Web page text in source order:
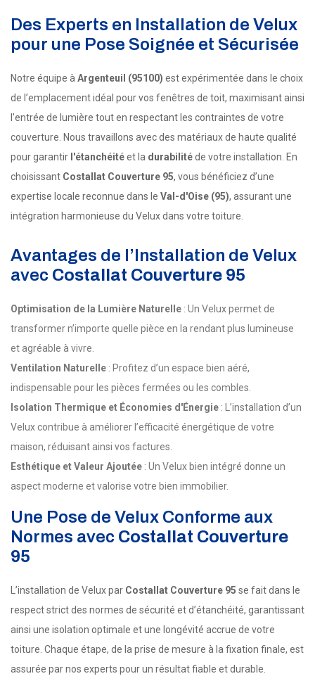
Des Experts en Installation de Velux
pour une Pose Soignée et Sécurisée
Notre équipe à Argenteuil (95100) est expérimentée dans le choix
de l’emplacement idéal pour vos fenêtres de toit, maximisant ainsi
l'entrée de lumière tout en respectant les contraintes de votre
couverture. Nous travaillons avec des matériaux de haute qualité
pour garantir l'étanchéitéet la durabilitéde votre installation. En
choisissant Costallat Couverture 95, vous bénéficiez d’une
expertise locale reconnue dans le Val-d'Oise (95), assurant une
intégration harmonieuse du Velux dans votre toiture.
Avantages de l’Installation de Velux
avec Costallat Couverture 95
Optimisation de la Lumière Naturelle : Un Velux permet de
transformer n’importe quelle pièce en la rendant plus lumineuse
et agréable à vivre.
Ventilation Naturelle : Profitez d’un espace bien aéré,
indispensable pour les pièces fermées ou les combles.
Isolation Thermique et Économies d'Énergie : L’installation d’un
Velux contribue à améliorer l’efficacité énergétique de votre
maison, réduisant ainsi vos factures.
Esthétique et Valeur Ajoutée : Un Velux bien intégré donne un
aspect moderne et valorise votre bien immobilier.
Une Pose de Velux Conforme aux
Normes avec Costallat Couverture
95
L’installation de Velux par Costallat Couverture 95 se fait dans le
respect strict des normes de sécurité et d’étanchéité, garantissant
ainsi une isolation optimale et une longévité accrue de votre
toiture. Chaque étape, de la prise de mesure à la fixation finale, est
assurée par nos experts pour un résultat fiable et durable.